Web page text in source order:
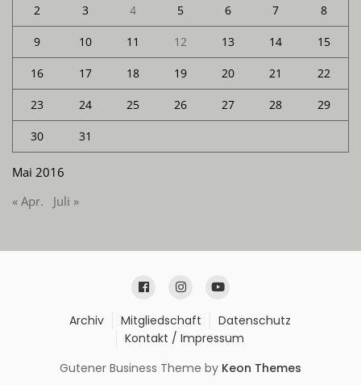
Mai 2016
2 3 4 5 6 7 8
9 10 11 12 13 14 15
16 17 18 19 20 21 22
23 24 25 26 27 28 29
30 31
« Apr. Juli »
Archiv Mitgliedschaft
Datenschutz
Kontakt / Impressum
Gutener Business Theme by Keon Themes